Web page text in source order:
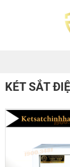
KÉT SẮT